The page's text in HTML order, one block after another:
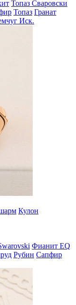
Топаз Сваровски
Топаз Гранат
Иск.
Кулон
Фианит EQ
Рубин Сапфир